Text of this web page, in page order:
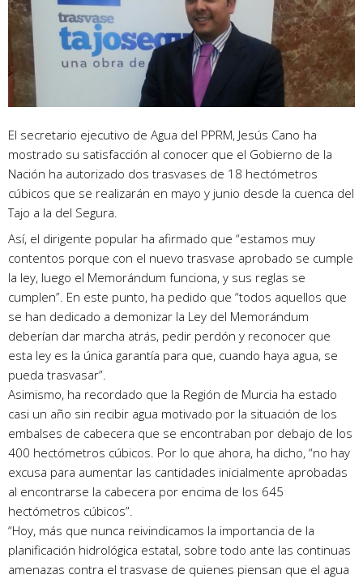
El secretario ejecutivo de Agua del PPRM, Jesús Cano ha
mostrado su satisfacción al conocer que el Gobierno de la
Nación ha autorizado dos trasvases de 18 hectómetros
cúbicos que se realizarán en mayo y junio desde la cuenca del
Tajo a la del Segura.
Así, el dirigente popular ha afirmado que “estamos muy
contentos porque con el nuevo trasvase aprobado se cumple
la ley, luego el Memorándum funciona, y sus reglas se
cumplen”. En este punto, ha pedido que “todos aquellos que
se han dedicado a demonizar la Ley del Memorándum
deberían dar marcha atrás, pedir perdón y reconocer que
esta ley es la única garantía para que, cuando haya agua, se
pueda trasvasar”.
Asimismo, ha recordado que la Región de Murcia ha estado
casi un año sin recibir agua motivado por la situación de los
embalses de cabecera que se encontraban por debajo de los
400 hectómetros cúbicos. Por lo que ahora, ha dicho, “no hay
excusa para aumentar las cantidades inicialmente aprobadas
al encontrarse la cabecera por encima de los 645
hectómetros cúbicos”.
“Hoy, más que nunca reivindicamos la importancia de la
planificación hidrológica estatal, sobre todo ante las continuas
amenazas contra el trasvase de quienes piensan que el agua